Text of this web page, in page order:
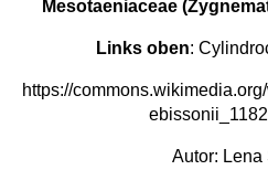
Mesotaeniaceae
Links oben:
https://
Autor: Lena